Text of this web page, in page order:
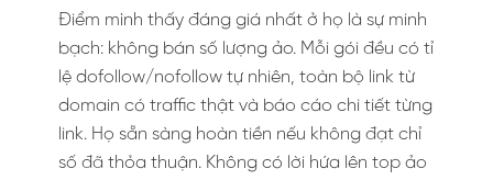
Điểm mình thấy đáng giá nhất ở họ là sự minh
bạch: không bán số lượng ảo. Mỗi gói đều có tỉ
lệ dofollow/nofollow tự nhiên, toàn bộ link từ
domain có traffic thật và báo cáo chi tiết từng
link. Họ sẵn sàng hoàn tiền nếu không đạt chỉ
số đã thỏa thuận. Không có lời hứa lên top ảo